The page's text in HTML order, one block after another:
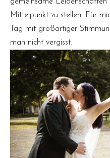
Mittelpunkt zu stellen. Für
Tag mit großartiger
man nicht vergisst.